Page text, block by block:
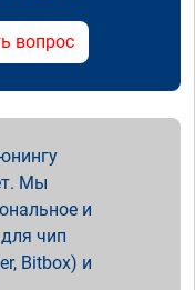
вопрос
Мы
и
чип
Bitbox) и